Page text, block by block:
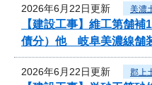
2026年6月22日更新 美濃
【建設工事】維工第舗
債分）他 岐阜美濃線舗
2026年6月22日更新 郡上